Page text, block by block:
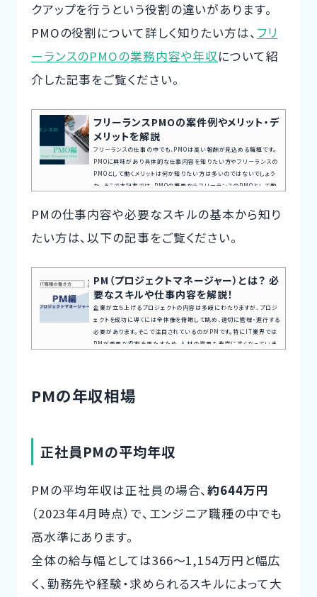
クアップを行うという役割の違いがあります。
PMOの役割について詳しく知りたい方は、 フリ
ーランスのPMOの業務内容や年収について紹
介した記事をご覧ください。
フリーランスPMOの案件例やメリット・デ
メリットを解説
フリーランスの仕事の中でも、PMOは高い報酬が見込める職種です。
PMOに興味があり具体的な仕事内容を知りたい方やフリーランスの
PMOとして働くメリットは何か知りたい方は多いのではないでしょう
か。そこで本記事では、PMOの概要からフリーランスのPMOとして働
安、専任エージェントが全てサポート今すぐ無料キャリア相談を申し
込むPMOとはPMOとは、Project Management Officeの略で、
組織内でプロジェクト管理の標準化や品質管理、リソースの最適化な
どを行う部門...
PMの仕事内容や必要なスキルの基本から知り
たい方は、以下の記事をご覧ください。
PM（プロジェクトマネージャー）とは？ 必
要なスキルや仕事内容を解説！
企業が立ち上げるプロジェクトの内容は多岐にわたりますが、プロジ
ェクトを成功に導くには全体像を俯瞰して眺め、適切に管理・進行する
必要があります。そこで注目されているのがPMです。特にIT業界では
PMが重要な役割を果たすため、人材の需要も非常に高くなっていま
内容・働き方PM（プロジェクトマネージャー）とは、プロジェクト全...
PMの年収相場
正社員PMの平均年収
PMの平均年収は正社員の場合、約644万円
（2023年4月時点）で、エンジニア職種の中でも
高水準にあります。
全体の給与幅としては366〜1,154万円と幅広
く、勤務先や経験・求められるスキルによって大